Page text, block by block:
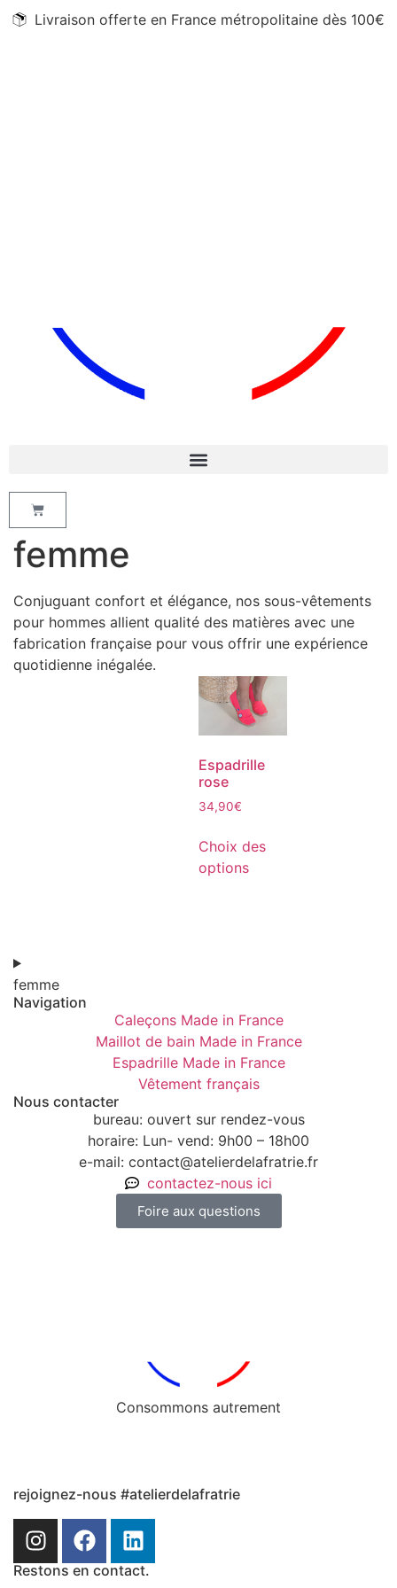
Livraison offerte en France métropolitaine dès 100€
femme
Conjuguant confort et élégance, nos sous-vêtements
pour hommes allient qualité des matières avec une
fabrication française pour vous offrir une expérience
quotidienne inégalée.
Espadrille
rose
34,90€
Choix des
options
femme
Navigation
Caleçons Made in France
Maillot de bain Made in France
Espadrille Made in France
Vêtement français
Nous contacter
bureau: ouvert sur rendez-vous
horaire: Lun- vend: 9h00 – 18h00
e-mail: contact@atelierdelafratrie.fr
contactez-nous ici
Foire aux questions
Consommons autrement
rejoignez-nous #atelierdelafratrie
Restons en contact.